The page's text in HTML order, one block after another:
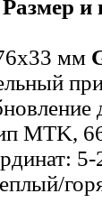
Размер и
мм
MTK,